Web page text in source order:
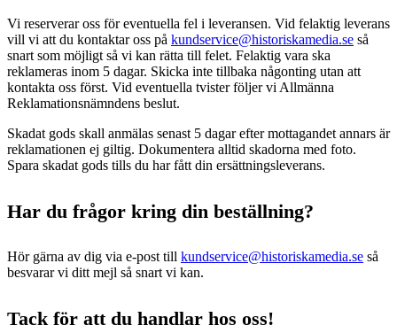
Vi reserverar oss för eventuella fel i leveransen. Vid felaktig leverans
vill vi att du kontaktar oss på kundservice@historiskamedia.se så
snart som möjligt så vi kan rätta till felet. Felaktig vara ska
reklameras inom 5 dagar. Skicka inte tillbaka någonting utan att
kontakta oss först. Vid eventuella tvister följer vi Allmänna
Reklamationsnämndens beslut.
Skadat gods skall anmälas senast 5 dagar efter mottagandet annars är
reklamationen ej giltig. Dokumentera alltid skadorna med foto.
Spara skadat gods tills du har fått din ersättningsleverans.
Har du frågor kring din beställning?
Hör gärna av dig via e-post till kundservice@historiskamedia.se så
besvarar vi ditt mejl så snart vi kan.
Tack för att du handlar hos oss!